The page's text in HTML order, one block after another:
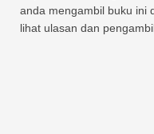
anda mengambil buku ini
lihat ulasan dan